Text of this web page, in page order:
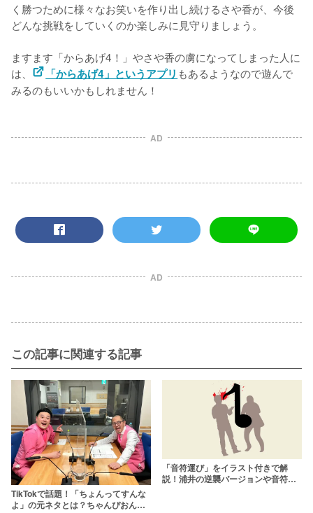
く勝つために様々なお笑いを作り出し続けるさや香が、今後
どんな挑戦をしていくのか楽しみに見守りましょう。
ますます「からあげ4！」やさや香の虜になってしまった人に
は、
「からあげ4」というアプリ もあるようなので遊んで
みるのもいいかもしれません！
AD
AD
この記事に関連する記事
TikTokで話題！「ちょんってすんな
よ」の元ネタとは？ちゃんぴおんず
「音符運び」をイラスト付きで解
説！浦井の逆襲バージョンや音符が